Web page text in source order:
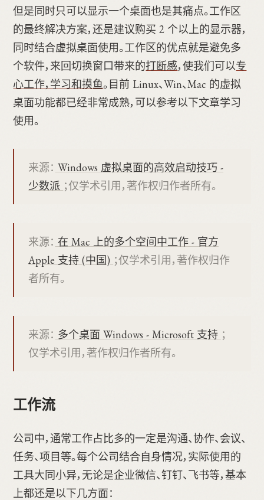
但是同时只可以显示一个桌面也是其痛点。工作区
的最终解决方案，还是建议购买 2 个以上的显示器，
同时结合虚拟桌面使用。工作区的优点就是避免多
个软件，来回切换窗口带来的打断感，使我们可以专
心工作，学习和摸鱼。目前 Linux、Win、Mac 的虚拟
桌面功能都已经非常成熟，可以参考以下文章学习
使用。
来源： Windows 虚拟桌面的高效启动技巧 -
少数派 ；仅学术引用，著作权归作者所有。
来源： 在 Mac 上的多个空间中工作 - 官方
Apple 支持 (中国) ；仅学术引用，著作权归作
者所有。
来源： 多个桌面 Windows - Microsoft 支持 ；
仅学术引用，著作权归作者所有。
工作流
公司中，通常工作占比多的一定是沟通、协作、会议、
任务、项目等。每个公司结合自身情况，实际使用的
工具大同小异，无论是企业微信、钉钉、飞书等，基本
上都还是以下几方面：